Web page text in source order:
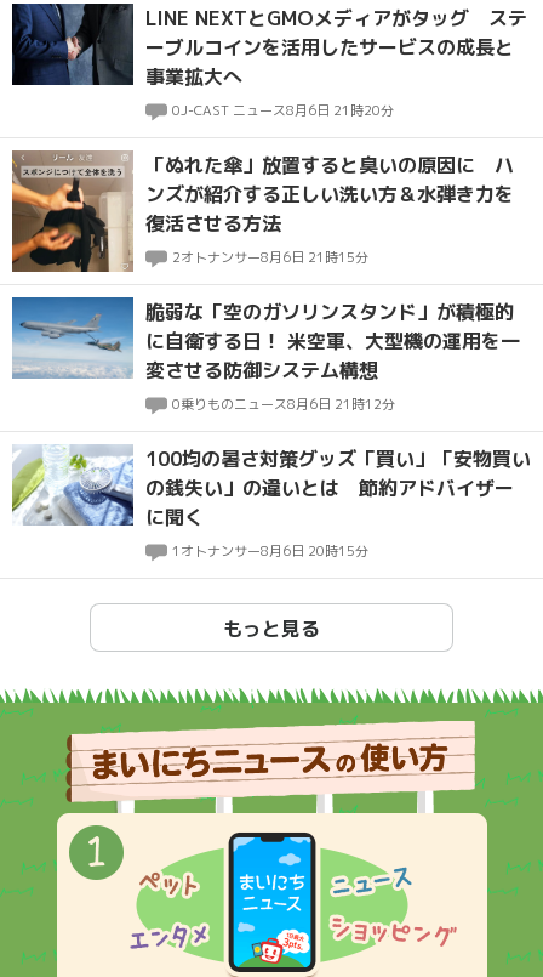
LINE NEXTとGMOメディアがタッグ ステ
ーブルコインを活用したサービスの成長と
事業拡大へ
0J-CAST ニュース8月6日 21時20分
「ぬれた傘」放置すると臭いの原因に ハ
ンズが紹介する正しい洗い方＆水弾き力を
復活させる方法
2オトナンサー8月6日 21時15分
脆弱な「空のガソリンスタンド」が積極的
に自衛する日！ 米空軍、大型機の運用を一
変させる防御システム構想
0乗りものニュース8月6日 21時12分
100均の暑さ対策グッズ「買い」「安物買い
の銭失い」の違いとは 節約アドバイザー
に聞く
1 オトナンサー8月6日 20時15分
もっと見る